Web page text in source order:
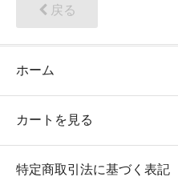
戻る
ホーム
カートを見る
特定商取引法に基づく表記